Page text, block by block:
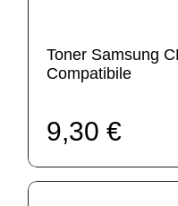
Toner Samsung
Compatibile
9,30 €